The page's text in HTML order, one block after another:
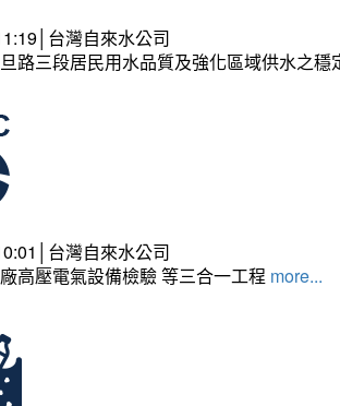
台灣自來水公司
路三段居民用水品質及強化區域供水之
台灣自來水公司
高壓電氣設備檢驗 等三合一工程 more...